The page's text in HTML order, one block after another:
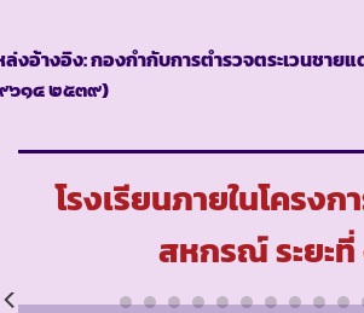
งอ้างอิง: กองกำกับการตำรวจตระเวนชาย
๖๑๔ ๒๕๓๙)
โรงเรียนภายในโครงก
สหกรณ์ ระยะ